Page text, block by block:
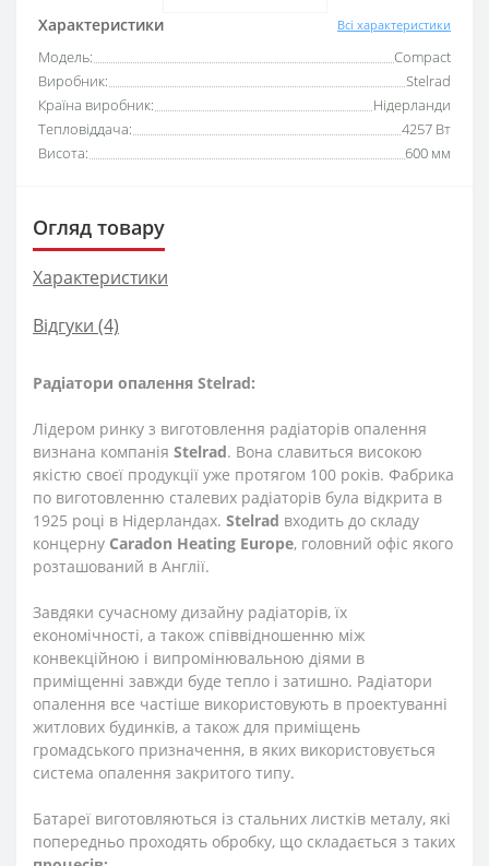
Характеристики Всі характеристики
Модель:
Compact
Виробник:
Stelrad
Країна виробник:
Нідерланди
Тепловіддача:
4257 Вт
Висота:
600 мм
Огляд товару
Характеристики
Відгуки (4)
Радіатори опалення Stelrad:
Лідером ринку з виготовлення радіаторів опалення
визнана компанія Stelrad. Вона славиться високою
якістю своєї продукції уже протягом 100 років. Фабрика
по виготовленню сталевих радіаторів була відкрита в
1925 році в Нідерландах. Stelrad входить до складу
концерну Caradon Heating Europe, головний офіс якого
розташований в Англії.
Завдяки сучасному дизайну радіаторів, їх
економічності, а також співвідношенню між
конвекційною і випромінювальною діями в
приміщенні завжди буде тепло і затишно. Радіатори
опалення все частіше використовують в проектуванні
житлових будинків, а також для приміщень
громадського призначення, в яких використовується
система опалення закритого типу.
Батареї виготовляються із стальних листків металу, які
попередньо проходять обробку, що складається з таких